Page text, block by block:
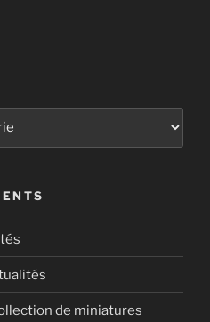
de miniatures